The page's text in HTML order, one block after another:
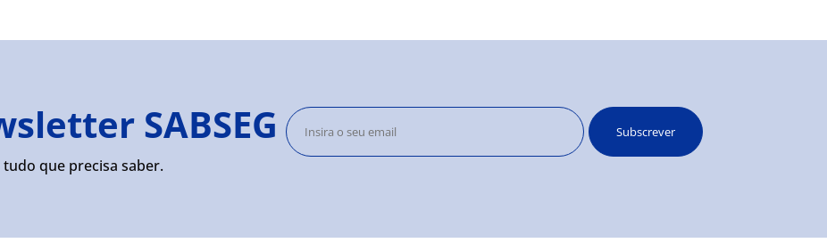
SABSEG
que precisa saber.